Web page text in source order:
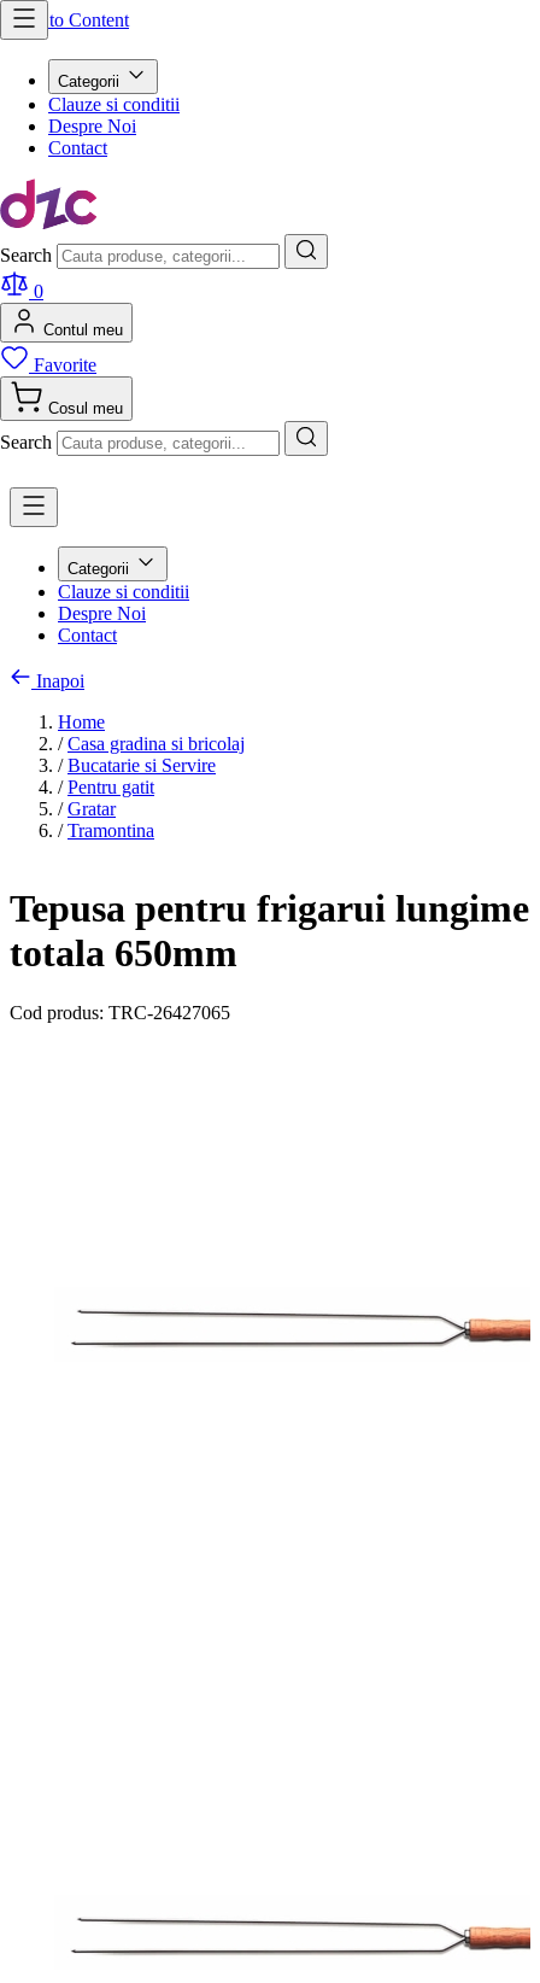
Skip to Content
Categorii
Clauze si conditii
Despre Noi
Contact
Search
0
Contul meu
Favorite
Cosul meu
Search
Categorii
Clauze si conditii
Despre Noi
Contact
Inapoi
Home
/ Casa gradina si bricolaj
/ Bucatarie si Servire
/ Pentru gatit
/ Gratar
/ Tramontina
Tepusa pentru frigarui lungime
totala 650mm
Cod produs: TRC-26427065